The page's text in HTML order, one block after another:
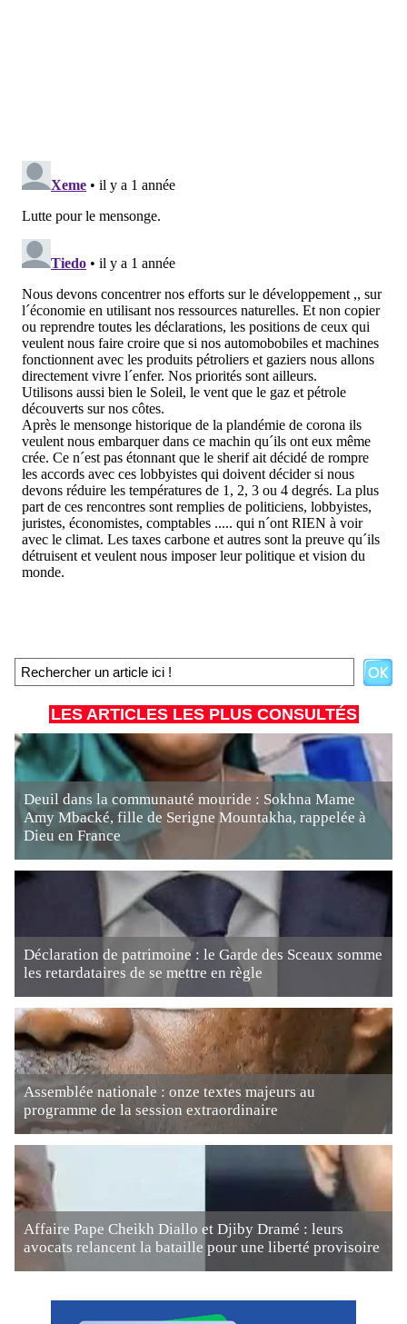
LES ARTICLES LES PLUS CONSULTÉS
Deuil dans la communauté mouride : Sokhna Mame
Amy Mbacké, fille de Serigne Mountakha, rappelée à
Dieu en France
Déclaration de patrimoine : le Garde des Sceaux somme
les retardataires de se mettre en règle
Assemblée nationale : onze textes majeurs au
programme de la session extraordinaire
Affaire Pape Cheikh Diallo et Djiby Dramé : leurs
avocats relancent la bataille pour une liberté provisoire